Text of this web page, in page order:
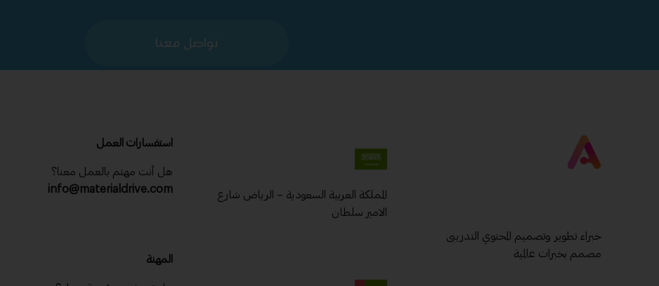
تواصل معنا
خبراء تطوير وتصميم المحتوي التدريبى
مصمم بخبرات عالمية
المملكة العربية السعودية – الرياض شارع
الامير سلطان
استفسارات العمل
هل أنت مهتم بالعمل معنا؟
info@materialdrive.com
المهنة